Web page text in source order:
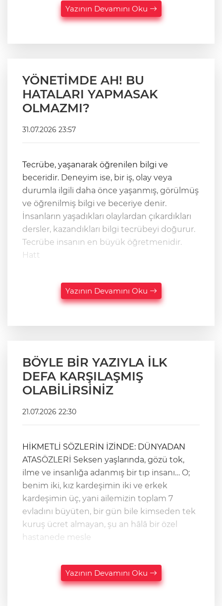
Yazının Devamını Oku
YÖNETİMDE AH! BU
HATALARI YAPMASAK
OLMAZMI?
31.07.2026 23:57
Tecrübe, yaşanarak öğrenilen bilgi ve
beceridir. Deneyim ise, bir iş, olay veya
durumla ilgili daha önce yaşanmış, görülmüş
ve öğrenilmiş bilgi ve beceriye denir.
İnsanların yaşadıkları olaylardan çıkardıkları
dersler, kazandıkları bilgi tecrübeyi doğurur.
Tecrübe insanın en büyük öğretmenidir.
Hatt
Yazının Devamını Oku
BÖYLE BİR YAZIYLA İLK
DEFA KARŞILAŞMIŞ
OLABİLİRSİNİZ
21.07.2026 22:30
HİKMETLİ SÖZLERİN İZİNDE: DÜNYADAN
ATASÖZLERİ ​Seksen yaşlarında, gözü tok,
ilme ve insanlığa adanmış bir tıp insanı… O;
benim iki, kız kardeşimin iki ve erkek
kardeşimin üç, yani ailemizin toplam 7
evladını büyüten, bir gün bile kimseden tek
kuruş ücret almayan, şu an hâlâ bir özel
hastanede mesle
Yazının Devamını Oku